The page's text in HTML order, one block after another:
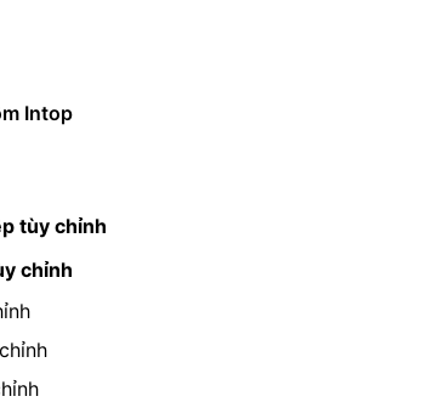
Intop
tùy chỉnh
chỉnh